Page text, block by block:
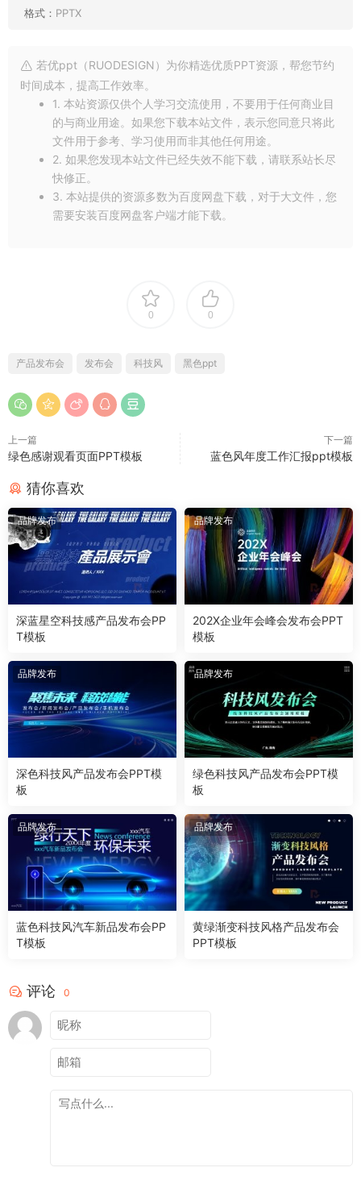
格式： PPTX
若优ppt（RUODESIGN）为你精选优质PPT资源，帮您节约
时间成本，提高工作效率。
1. 本站资源仅供个人学习交流使用，不要用于任何商业目
的与商业用途。如果您下载本站文件，表示您同意只将此
文件用于参考、学习使用而非其他任何用途。
2. 如果您发现本站文件已经失效不能下载，请联系站长尽
快修正。
3. 本站提供的资源多数为百度网盘下载，对于大文件，您
需要安装百度网盘客户端才能下载。
0 0
产品发布会 发布会 科技风 黑色ppt
上一篇
绿色感谢观看页面PPT模板
下一篇
蓝色风年度工作汇报ppt模板
猜你喜欢
品牌发布
深蓝星空科技感产品发布会PP
T模板
品牌发布
202X企业年会峰会发布会PPT
模板
品牌发布
深色科技风产品发布会PPT模
板
品牌发布
绿色科技风产品发布会PPT模
板
品牌发布
蓝色科技风汽车新品发布会PP
T模板
品牌发布
黄绿渐变科技风格产品发布会
PPT模板
评论 0